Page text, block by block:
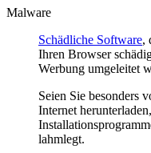
Malware
Schädliche Software,
Ihren Browser
Werbung umgeleitet
Seien Sie besonders
Internet
lahmlegt.